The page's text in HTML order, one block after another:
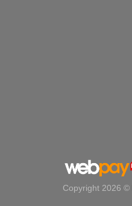
Copyright 2026 ©